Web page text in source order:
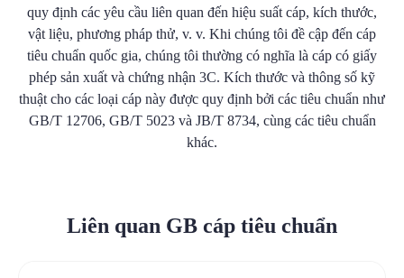
quy định các yêu cầu liên quan đến hiệu suất cáp, kích thước,
vật liệu, phương pháp thử, v. v. Khi chúng tôi đề cập đến cáp
tiêu chuẩn quốc gia, chúng tôi thường có nghĩa là cáp có giấy
phép sản xuất và chứng nhận 3C. Kích thước và thông số kỹ
thuật cho các loại cáp này được quy định bởi các tiêu chuẩn như
GB/T 12706, GB/T 5023 và JB/T 8734, cùng các tiêu chuẩn
khác.
Liên quan GB cáp tiêu chuẩn